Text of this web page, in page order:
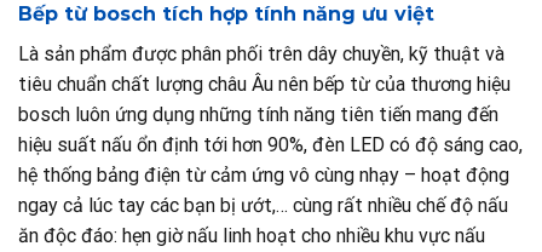
Bếp từ bosch tích hợp tính năng ưu việt
Là sản phẩm được phân phối trên dây chuyền, kỹ thuật và
tiêu chuẩn chất lượng châu Âu nên bếp từ của thương hiệu
bosch luôn ứng dụng những tính năng tiên tiến mang đến
hiệu suất nấu ổn định tới hơn 90%, đèn LED có độ sáng cao,
hệ thống bảng điện từ cảm ứng vô cùng nhạy – hoạt động
ngay cả lúc tay các bạn bị ướt,… cùng rất nhiều chế độ nấu
ăn độc đáo: hẹn giờ nấu linh hoạt cho nhiều khu vực nấu